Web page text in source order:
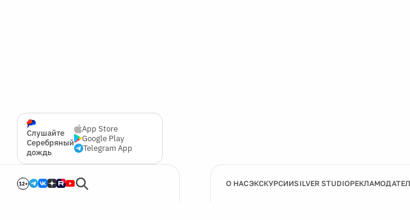
Слушайте
Серебряный
дождь
App Store
Google Play
Telegram App
12+ О НАСЭКСКУРСИИSILVER STUDIO